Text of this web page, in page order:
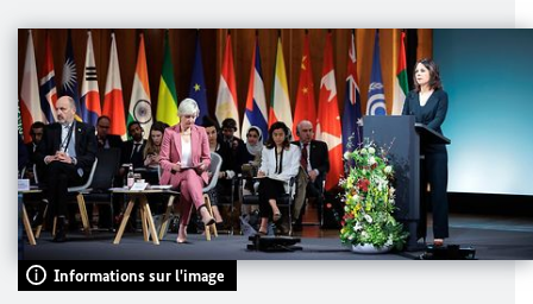
Informations sur l'image